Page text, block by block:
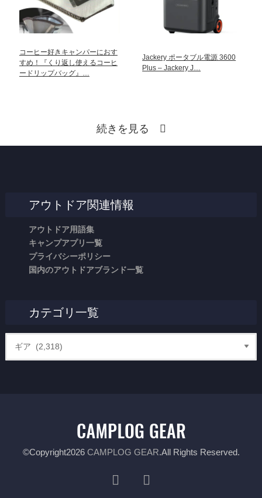
コーヒー好きキャンパーにおす
すめ！『くり返し使えるコーヒ
ードリップバッグ』…
Jackery ポータブル電源 3600
Plus – Jackery J…
続きを見る
アウトドア関連情報
アウトドア用語集
キャンプアプリ一覧
プライバシーポリシー
国内のアウトドアブランド一覧
カテゴリ一覧
©Copyright2026 CAMPLOG GEAR.All Rights Reserved.